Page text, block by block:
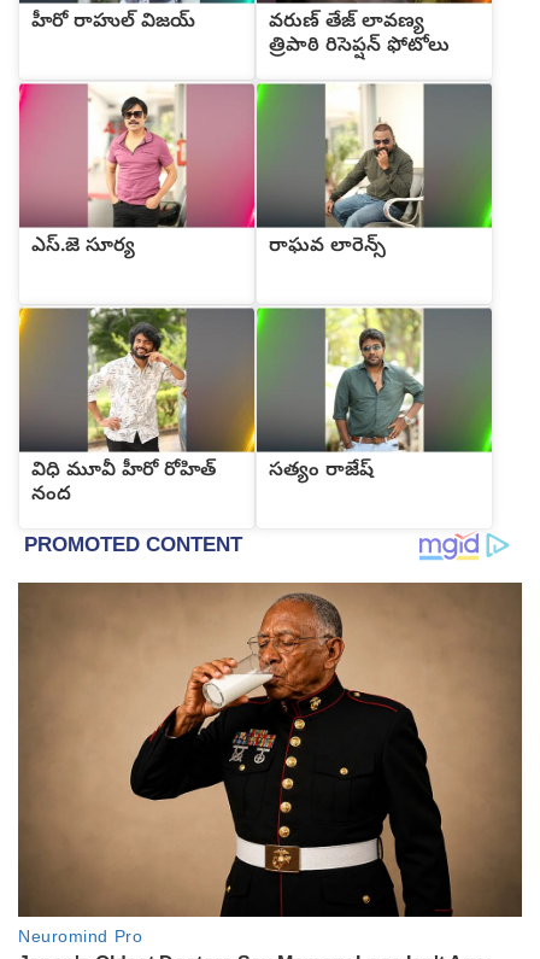
హీరో రాహుల్ విజయ్
వరుణ్ తేజ్ లావణ్య
త్రిపాఠి రిసెప్షన్ ఫోటోలు
ఎస్.జె సూర్య రాఘవ లారెన్స్
విధి మూవీ హీరో రోహిత్
నంద
సత్యం రాజేష్